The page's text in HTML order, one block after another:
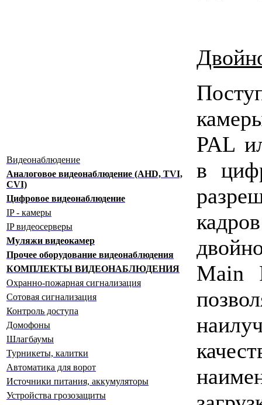
Видеонаблюдение
Аналоговое видеонаблюдение (AHD, TVI,
CVI)
Цифровое видеонаблюдение
IP - камеры
IP видеосерверы
Муляжи видеокамер
Прочее оборудование видеонаблюдения
КОМПЛЕКТЫ ВИДЕОНАБЛЮДЕНИЯ
Охранно-пожарная сигнализация
Сотовая сигнализация
Контроль доступа
Домофоны
Шлагбаумы
Турникеты, калитки
Автоматика для ворот
Источники питания, аккумуляторы
Устройства грозозащиты
PAL
в
Main